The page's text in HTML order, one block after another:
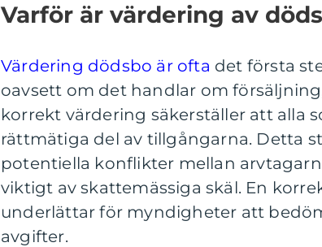
Varför är värdering av
Värdering dödsbo är ofta det första
oavsett om det handlar om
korrekt värdering säkerställer att alla
rättmätiga del av tillgångarna. Detta
potentiella konflikter mellan
viktigt av skattemässiga skäl. En
underlättar för myndigheter att
avgifter.